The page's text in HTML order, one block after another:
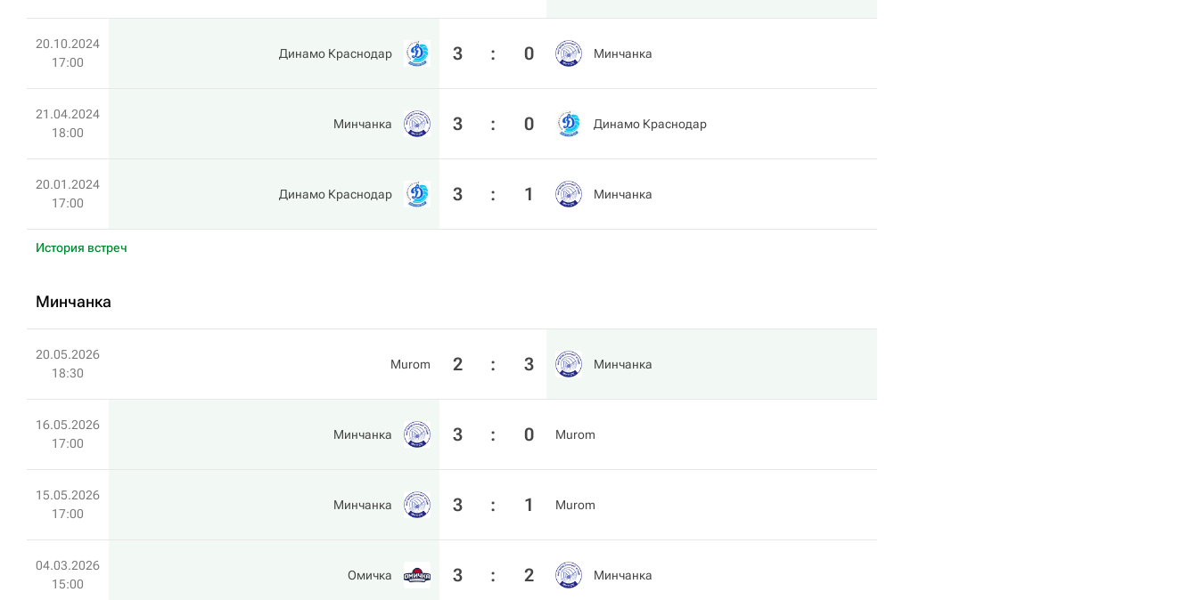
20.10.2024
17:00
Динамо Краснодар 3 : 0 Минчанка
21.04.2024
18:00
Минчанка 3 : 0 Динамо Краснодар
20.01.2024
17:00
Динамо Краснодар 3 : 1 Минчанка
История встреч
Минчанка
20.05.2026
18:30
Murom 2 : 3 Минчанка
16.05.2026
17:00
Минчанка 3 : 0 Murom
15.05.2026
17:00
Минчанка 3 : 1 Murom
04.03.2026
15:00
Омичка 3 : 2 Минчанка